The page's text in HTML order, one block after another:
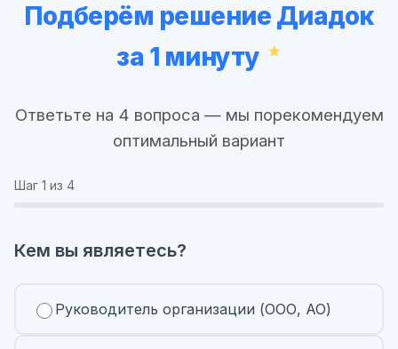
Подберём решение Диадок
за 1 минуту
Ответьте на 4 вопроса — мы порекомендуем
оптимальный вариант
Шаг 1 из 4
Кем вы являетесь?
Руководитель организации (ООО, АО)